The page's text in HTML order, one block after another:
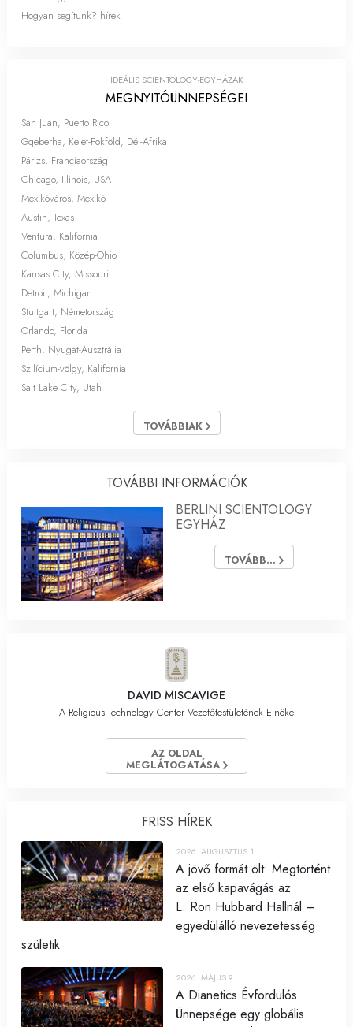
Hogyan segítünk? hírek
IDEÁLIS SCIENTOLOGY-EGYHÁZAK
MEGNYITÓ­ÜNNEPSÉGEI
San Juan, Puerto Rico
Gqeberha, Kelet-Fokföld, Dél-Afrika
Párizs, Franciaország
Chicago, Illinois, USA
Mexikóváros, Mexikó
Austin, Texas
Ventura, Kalifornia
Columbus, Közép-Ohio
Kansas City, Missouri
Detroit, Michigan
Stuttgart, Németország
Orlando, Florida
Perth, Nyugat-Ausztrália
Szilícium-völgy, Kalifornia
Salt Lake City, Utah
TOVÁBBIAK
TOVÁBBI INFORMÁCIÓK
BERLINI SCIENTOLOGY
EGYHÁZ
TOVÁBB...
DAVID MISCAVIGE
A Religious Technology Center Vezetőtestületének Elnöke
AZ OLDAL
MEGLÁTOGATÁSA
FRISS HÍREK
2026. AUGUSZTUS 1.
A jövő formát ölt: Megtörtént
az első kapavágás az
L. Ron Hubbard Hallnál –
egyedülálló nevezetesség
születik
2026. MÁJUS 9.
A Dianetics Évfordulós
Ünnepsége egy globális